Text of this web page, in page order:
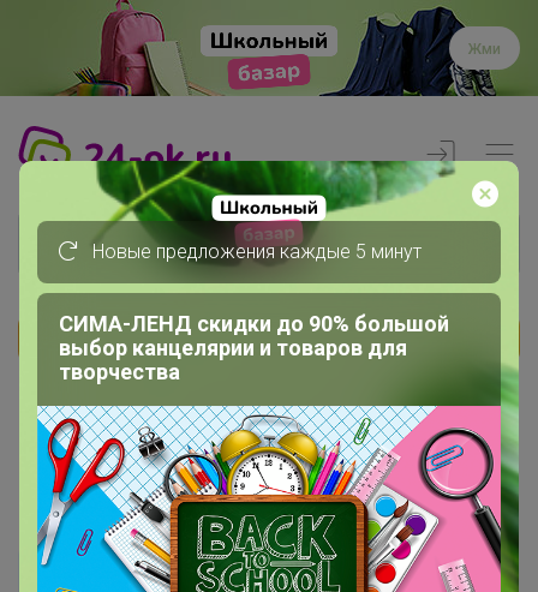
Жми
Главная
Члены клуба
Елена Яг
Елена Яг
Новые предложения каждые 5 минут
СИМА-ЛЕНД скидки до 90% большой
выбор канцелярии и товаров для
творчества